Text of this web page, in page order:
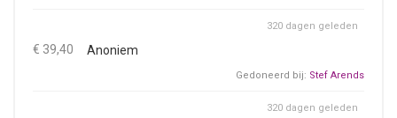
€ 39,40 Anoniem
320 dagen geleden
Gedoneerd bij: Stef Arends
320 dagen geleden